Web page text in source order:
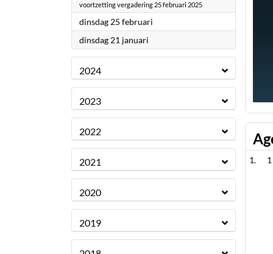
voortzetting vergadering 25 februari 2025
dinsdag 25 februari
dinsdag 21 januari
2024
2023
2022
2021
2020
2019
1